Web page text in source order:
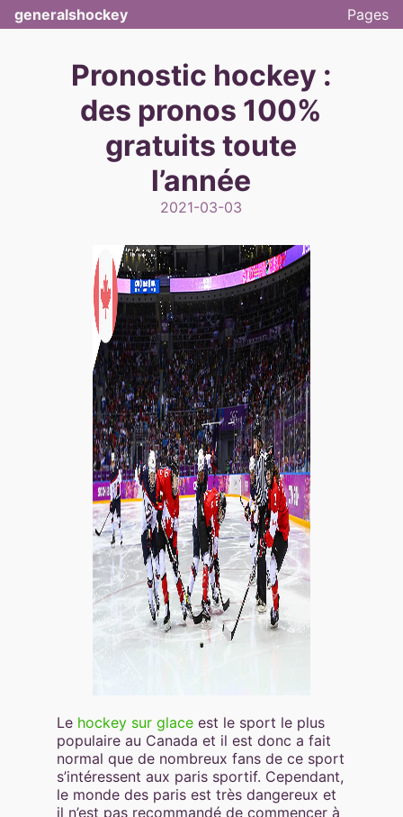
generalshockey Pages
Pronostic hockey :
des pronos 100%
gratuits toute
l’année
2021-03-03
Le hockey sur glaceest le sport le plus
populaire au Canada et il est donc a fait
normal que de nombreux fans de ce sport
s’intéressent aux paris sportif. Cependant,
le monde des paris est très dangereux et
il n’est pas recommandé de commencer à